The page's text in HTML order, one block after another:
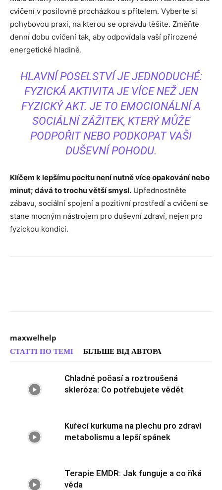
cvičení v posilovně procházkou s přítelem. Vyberte si
pohybovou praxi, na kterou se opravdu těšíte. Změňte
denní dobu cvičení tak, aby odpovídala vaší přirozené
energetické hladině.
HLAVNÍ POSELSTVÍ JE JEDNODUCHÉ:
FYZICKÁ AKTIVITA JE VÍCE NEŽ JEN
FYZICKÝ AKT. JE TO EMOCIONÁLNÍ A
SOCIÁLNÍ ZÁŽITEK, KTERÝ MŮŽE
PODPOŘIT NEBO PODKOPAT VAŠI
DUŠEVNÍ POHODU.
Klíčem k lepšímu pocitu není nutně více opakování nebo
minut; dává to trochu větší smysl. Upřednostněte
zábavu, sociální spojení a pozitivní prostředí a cvičení se
stane mocným nástrojem pro duševní zdraví, nejen pro
fyzickou kondici.
maxwelhelp
СТАТТІ ПО ТЕМІ БІЛЬШЕ ВІД АВТОРА
Chladné počasí a roztroušená
skleróza: Co potřebujete vědět
Kuřecí kurkuma na plechu pro zdraví
metabolismu a lepší spánek
Terapie EMDR: Jak funguje a co říká
věda